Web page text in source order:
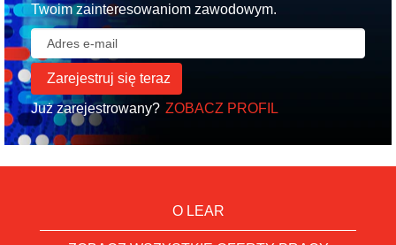
Twoim zainteresowaniom zawodowym.
Już zarejestrowany? ZOBACZ PROFIL
O LEAR